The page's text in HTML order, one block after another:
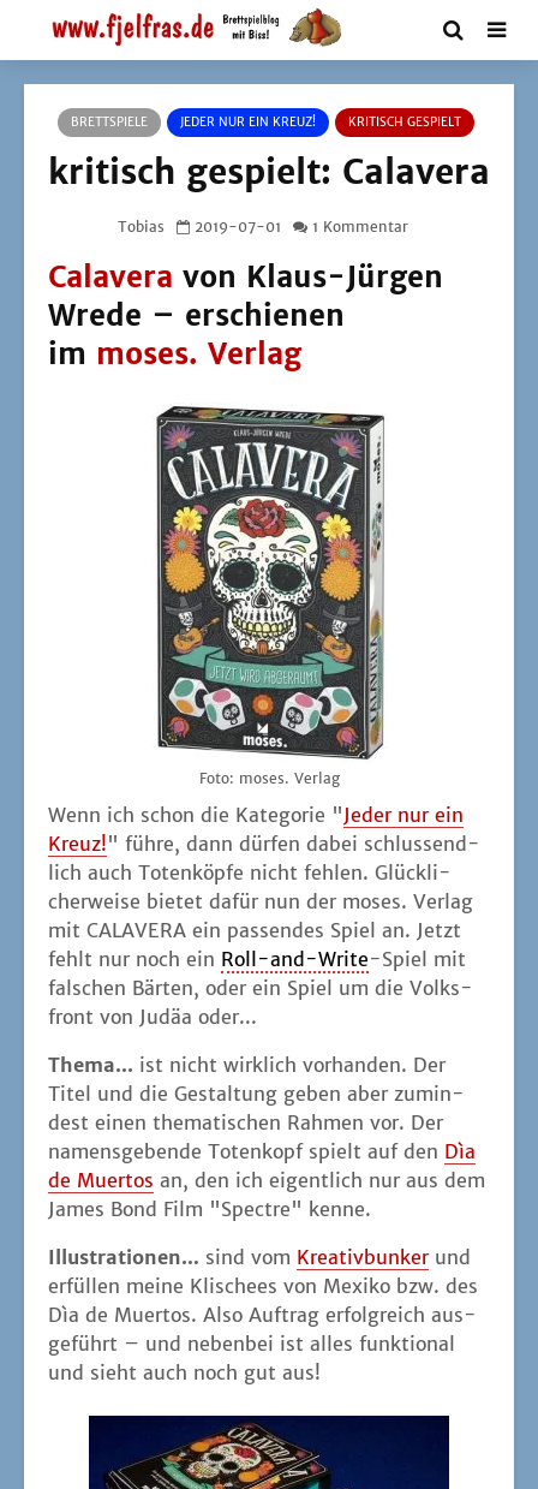
BRETTSPIELE JEDER NUR EIN KREUZ! KRITISCH GESPIELT
kritisch gespielt: Calavera
Tobias 2019-07-01 1 Kommentar
Calavera von Klaus-Jürgen
Wrede – erschienen
im moses. Verlag
Foto: moses. Verlag
Wenn ich schon die Kate­go­rie "Jeder nur ein
Kreuz!" füh­re, dann dür­fen dabei schluss­end­
lich auch Toten­köp­fe nicht feh­len. Glück­li­
cher­wei­se bie­tet dafür nun der moses. Ver­lag
mit CALAVERA ein pas­sen­des Spiel an. Jetzt
fehlt nur noch ein Roll-and-Wri­te-Spiel mit
fal­schen Bär­ten, oder ein Spiel um die Volks­
front von Judäa oder...
The­ma... ist nicht wirk­lich vor­han­den. Der
Titel und die Gestal­tung geben aber zumin­
dest einen the­ma­ti­schen Rah­men vor. Der
namens­ge­ben­de Toten­kopf spielt auf den Dìa
de Muer­tos an, den ich eigent­lich nur aus dem
James Bond Film "Spect­re" kenne.
Illus­tra­tio­nen… sind vom Krea­tiv­bun­kerund
erfül­len mei­ne Kli­schees von Mexi­ko bzw. des
Dìa de Muer­tos. Also Auf­trag erfolg­reich aus­
ge­führt – und neben­bei ist alles funk­tio­nal
und sieht auch noch gut aus!